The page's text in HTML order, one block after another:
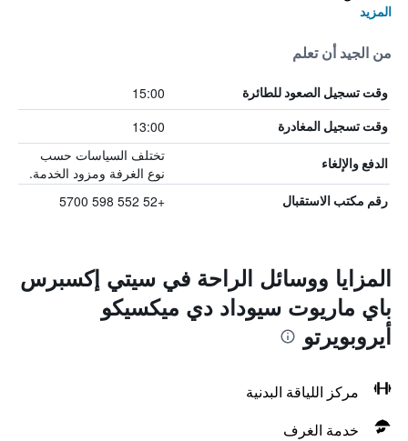
المزيد
من الجيد أن تعلم
وقت تسجيل الصعود للطائرة 15:00
وقت تسجيل المغادرة 13:00
الدفع والإلغاء
تختلف السياسات حسب
نوع الغرفة ومزود الخدمة.
رقم مكتب الاستقبال +52 552 598 5700
المزايا ووسائل الراحة في سيتي إكسبرس
باي ماريوت سيوداد دي ميكسيكو
أيروبويرتو
مركز اللياقة البدنية
خدمة الغرف